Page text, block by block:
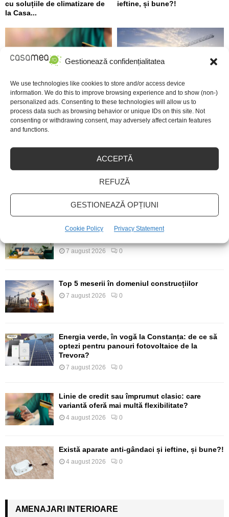
Gestionează confidențialitatea
We use technologies like cookies to store and/or access device
information. We do this to improve browsing experience and to show (non-)
personalized ads. Consenting to these technologies will allow us to
process data such as browsing behavior or unique IDs on this site. Not
consenting or withdrawing consent, may adversely affect certain features
and functions.
ACCEPTĂ
REFUZĂ
GESTIONEAZĂ OPȚIUNI
Cookie Policy Privacy Statement
cu soluțiile de climatizare de
la Casa...
ieftine, și bune?!
Linie de credit sau împrumut
clasic: care variantă oferă mai
multă flexibilitate?
Top 5 meserii în domeniul
construcțiilor
URMARESTE-NE PE FACEBOOK
ARTICOLE RECENTE
Confort termic pe timpul verii cu soluțiile de
7 august 2026 0
Top 5 meserii în domeniul construcțiilor
7 august 2026 0
Energia verde, în vogă la Constanța: de ce să
optezi pentru panouri fotovoltaice de la
Trevora?
7 august 2026 0
Linie de credit sau împrumut clasic: care
variantă oferă mai multă flexibilitate?
4 august 2026 0
Există aparate anti-gândaci și ieftine, și bune?!
4 august 2026 0
AMENAJARI INTERIOARE